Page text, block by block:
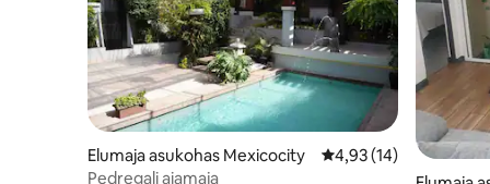
Elumaja asukohas Mexicocity Keskmine hinnang
4,93 (14)
Pedregali aiamaja